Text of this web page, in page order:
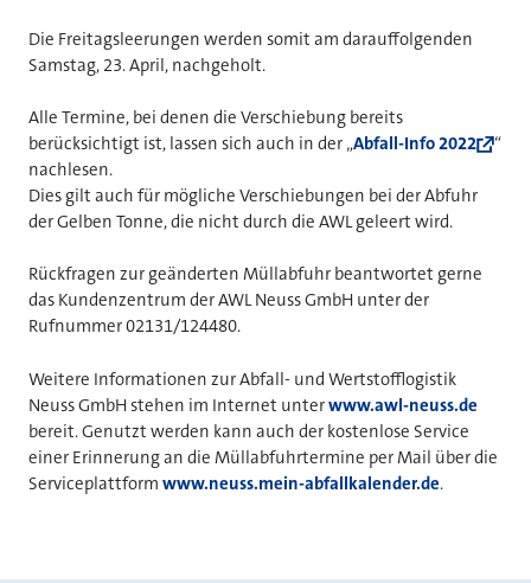
Die Freitagsleerungen werden somit am darauffolgenden
Samstag, 23. April, nachgeholt.
Alle Termine, bei denen die Verschiebung bereits
berücksichtigt ist, lassen sich auch in der „Abfall-Info 2022
“
nachlesen.
Dies gilt auch für mögliche Verschiebungen bei der Abfuhr
der Gelben Tonne, die nicht durch die AWL geleert wird.
Rückfragen zur geänderten Müllabfuhr beantwortet gerne
das Kundenzentrum der AWL Neuss GmbH unter der
Rufnummer 02131/124480.
Weitere Informationen zur Abfall- und Wertstofflogistik
Neuss GmbH stehen im Internet unterwww.awl-neuss.de
bereit. Genutzt werden kann auch der kostenlose Service
einer Erinnerung an die Müllabfuhrtermine per Mail über die
Serviceplattform www.neuss.mein-abfallkalender.de.